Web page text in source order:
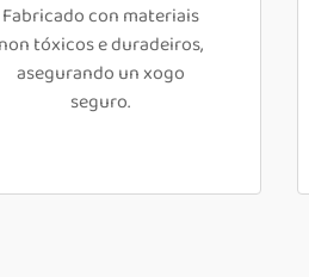
Fabricado con materiais
non tóxicos e duradeiros,
asegurando un xogo
seguro.